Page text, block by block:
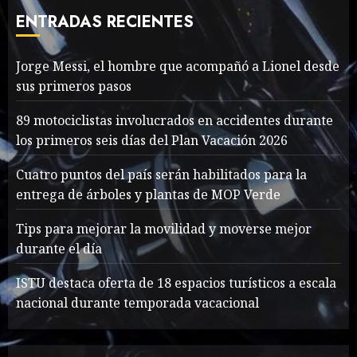
7
cave rescue
MAYO 14, 2024 1013
1
Jorge Messi, el hombre
que acompañó a Lionel
desde sus primeros pasos
AGOSTO 8, 2026 59
2
Searching for the
forgotten heroes of World
War Two
MAYO 14, 2024 867
ENTRADAS RECIENTES
Jorge Messi, el hombre que acompañó a Lionel desde
sus primeros pasos
89 motociclistas involucrados en accidentes durante
los primeros seis días del Plan Vacación 2026
Cuatro puntos del país serán habilitados para la
entrega de árboles y plantas de MOP Verde
Tips para mejorar la movilidad y moverse mejor
durante el día
ISTU destaca oferta de 18 espacios turísticos a escala
nacional durante temporada vacacional